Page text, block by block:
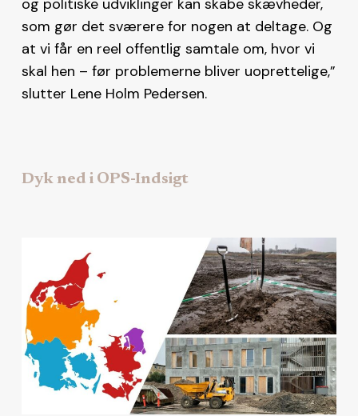
som gør det sværere for nogen at deltage. Og
at vi får en reel offentlig samtale om, hvor vi
skal hen – før problemerne bliver uoprettelige,”
slutter Lene Holm Pedersen.
Dyk ned i OPS-Indsigt